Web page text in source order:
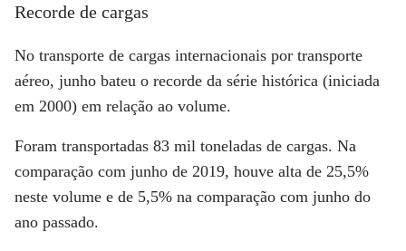
Recorde de cargas
No transporte de cargas internacionais por transporte
aéreo, junho bateu o recorde da série histórica (iniciada
em 2000) em relação ao volume.
Foram transportadas 83 mil toneladas de cargas. Na
comparação com junho de 2019, houve alta de 25,5%
neste volume e de 5,5% na comparação com junho do
ano passado.